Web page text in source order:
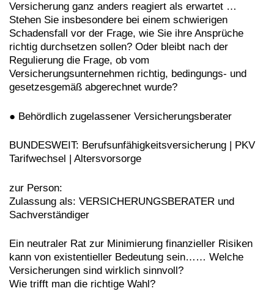
Versicherung ganz anders reagiert als erwartet …
Stehen Sie insbesondere bei einem schwierigen
Schadensfall vor der Frage, wie Sie ihre Ansprüche
richtig durchsetzen sollen? Oder bleibt nach der
Regulierung die Frage, ob vom
Versicherungsunternehmen richtig, bedingungs- und
gesetzesgemäß abgerechnet wurde?
● Behördlich zugelassener Versicherungsberater
BUNDESWEIT: Berufsunfähigkeitsversicherung | PKV
Tarifwechsel | Altersvorsorge
zur Person:
Zulassung als: VERSICHERUNGSBERATER und
Sachverständiger
Ein neutraler Rat zur Minimierung finanzieller Risiken
kann von existentieller Bedeutung sein…… Welche
Versicherungen sind wirklich sinnvoll?
Wie trifft man die richtige Wahl?